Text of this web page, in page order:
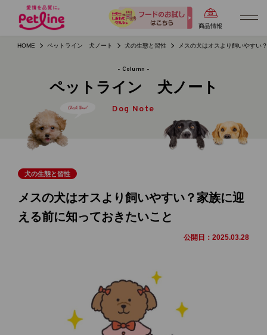
商品情報
HOME ペットライン 犬ノート 犬の生態と習性 メスの犬はオスより飼いやすい
- Column -
ペットライン 犬ノート
Dog Note
犬の生態と習性
メスの犬はオスより飼いやすい？家族に迎
える前に知っておきたいこと
公開日：2025.03.28